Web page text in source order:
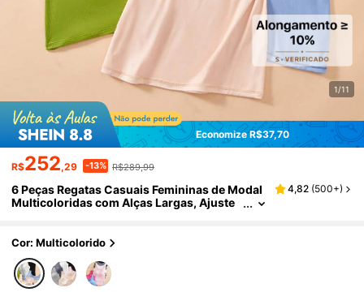
1/11
Economize R$37,70
R$252,29 -13% R$289,99
6 Peças Regatas Casuais Femininas de Modal
Multicoloridas com Alças Largas, Ajuste
4,82 (500+)
Cor: Multicolorido